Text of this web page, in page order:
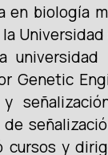
biología
Universidad
cursos y